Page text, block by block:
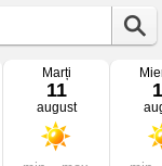
Marți
11
august